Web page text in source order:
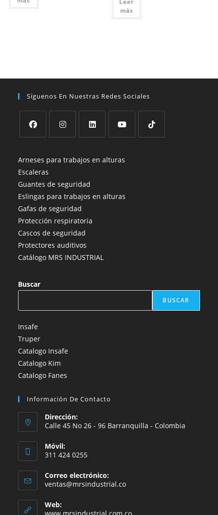
más
Síguenos En Nuestras Redes Sociales
abre
en
una
nueva
pestaña
abre
una
nueva
pestaña
abre
una
nueva
pestaña
abre
nueva
Arneses para trabajos en alturas
Escaleras
Guantes de seguridad
Eslingas para trabajos en alturas
Gafas de seguridad
Protección respiratoria
Cascos de seguridad
Protectores auditivos
Catálogo MRS INDUSTRIAL
Buscar
BUSCAR
Insafe
Truper
Catalogo Insafe
Catalogo Kim
Catalogo Fanes
Información De Contacto
Dirección:
Calle 45 No 26 - 96 Barranquilla - Colombia
Móvil:
311 424 0255
Correo electrónico:
ventas@mrsindustrial.coSe
tu
Web: